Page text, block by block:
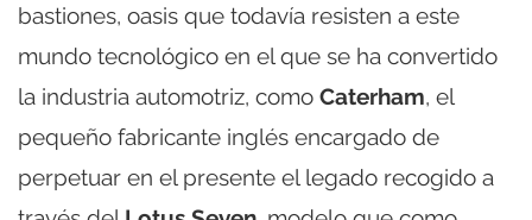
bastiones, oasis que todavía resisten a este
mundo tecnológico en el que se ha convertido
la industria automotriz, como Caterham, el
pequeño fabricante inglés encargado de
perpetuar en el presente el legado recogido a